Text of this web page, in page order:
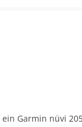
Garmin nüvi